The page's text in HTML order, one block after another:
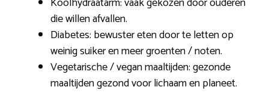
die willen afvallen.
Diabetes: bewuster eten door te letten op
weinig suiker en meer groenten / noten.
Vegetarische / vegan maaltijden: gezonde
maaltijden gezond voor lichaam en planeet.